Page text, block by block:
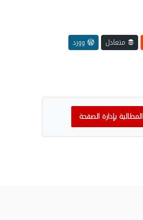
متعادل
وورد
المطالبة بإدارة الصفحة